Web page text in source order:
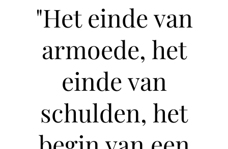
"Het einde van
armoede, het
einde van
schulden, het